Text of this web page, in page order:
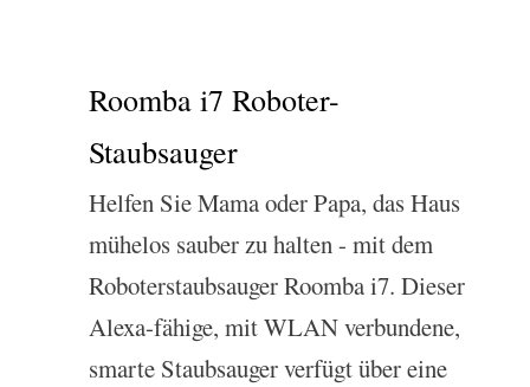
Roomba i7 Roboter-
Staubsauger
Helfen Sie Mama oder Papa, das Haus
mühelos sauber zu halten - mit dem
Roboterstaubsauger Roomba i7. Dieser
Alexa-fähige, mit WLAN verbundene,
smarte Staubsauger verfügt über eine